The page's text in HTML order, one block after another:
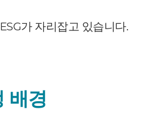
가 자리잡고 있습니다.
배경